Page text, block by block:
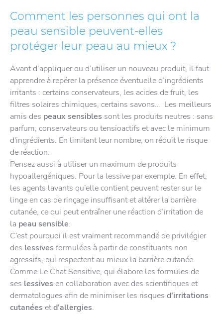
Comment les personnes qui ont la
peau sensible peuvent-elles
protéger leur peau au mieux ?
Avant d’appliquer ou d’utiliser un nouveau produit, il faut
apprendre à repérer la présence éventuelle d’ingrédients
irritants : certains conservateurs, les acides de fruit, les
filtres solaires chimiques, certains savons… Les meilleurs
amis des peaux sensibles sont les produits neutres : sans
parfum, conservateurs ou tensioactifs et avec le minimum
d'ingrédients. En limitant leur nombre, on réduit le risque
de réaction.
Pensez aussi à utiliser un maximum de produits
hypoallergéniques. Pour la lessive par exemple. En effet,
les agents lavants qu’elle contient peuvent rester sur le
linge en cas de rinçage insuffisant et altérer la barrière
cutanée, ce qui peut entraîner une réaction d’irritation de
la peau sensible.
C’est pourquoi il est vraiment recommandé de privilégier
des lessives formulées à partir de constituants non
agressifs, qui respectent au mieux la barrière cutanée.
Comme Le Chat Sensitive, qui élabore les formules de
ses lessives en collaboration avec des scientifiques et
dermatologues afin de minimiser les risques d’irritations
cutanées etd’allergies.